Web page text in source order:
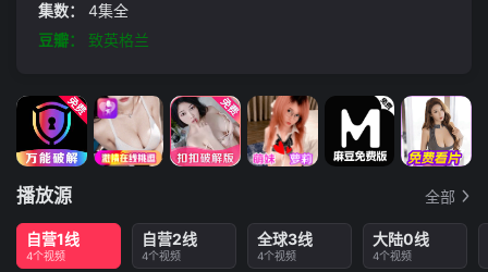
集数：
4集全
豆瓣：
致英格兰
播放源 全部
自营1线
4个视频
自营2线
4个视频
全球3线
4个视频
大陆0线
4个视频